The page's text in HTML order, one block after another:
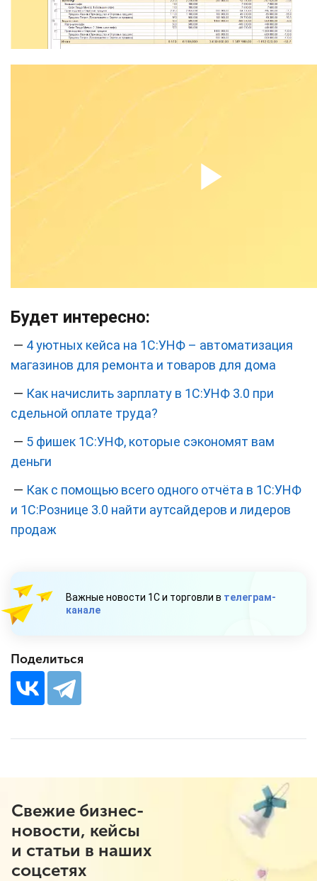
Будет интересно:
— 4 уютных кейса на 1С:УНФ – автоматизация
магазинов для ремонта и товаров для дома
— Как начислить зарплату в 1С:УНФ 3.0 при
сдельной оплате труда?
— 5 фишек 1С:УНФ, которые сэкономят вам
деньги
— Как с помощью всего одного отчёта в 1С:УНФ
и 1С:Рознице 3.0 найти аутсайдеров и лидеров
продаж
Важные новости 1С и торговли в телеграм-
канале
Поделиться
Свежие бизнес-
новости, кейсы
и статьи в наших
соцсетях